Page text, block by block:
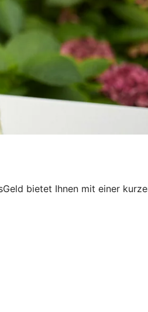
bietet Ihnen mit einer